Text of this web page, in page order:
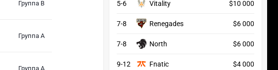
Группа B
Группа A
Группа A
5-6 Vitality $10 000
7-8 Renegades $6 000
7-8 North $6 000
9-12 Fnatic $4 000